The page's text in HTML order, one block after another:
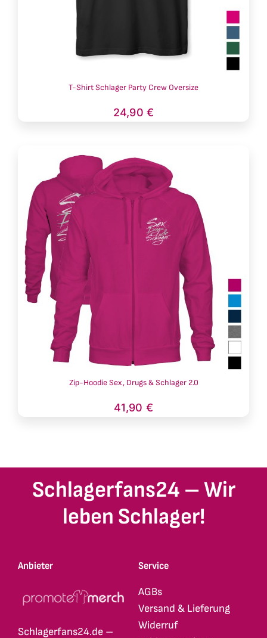
T-Shirt Schlager Party Crew Oversize
24,90€
Zip-Hoodie Sex, Drugs & Schlager 2.0
41,90 €
Schlagerfans24 – Wir
leben Schlager!
Anbieter
Schlagerfans24.de –
Service
AGBs
Versand & Lieferung
Widerruf